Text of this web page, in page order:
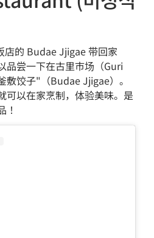
店的 Budae Jjigae 带回家
品尝一下在古里市场（Guri
饺子"（Budae Jjigae）。
可以在家烹制，体验美味。是
！